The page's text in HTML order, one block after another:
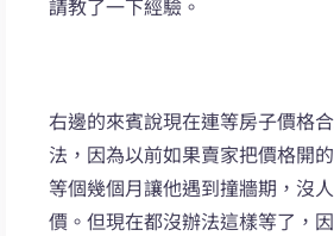
右邊的來賓說現在連等房子價格
法，因為以前如果賣家把價格開
等個幾個月讓他遇到撞牆期，沒
價。但現在都沒辦法這樣等了，